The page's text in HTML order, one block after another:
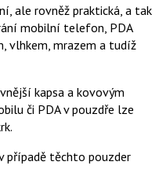
F
a
c
e
k
s
ale rovněž praktická, a tak
mobilní telefon, PDA
vlhkem, mrazem a tudíž
kapsa a kovovým
či PDA v pouzdře lze
případě těchto pouzder